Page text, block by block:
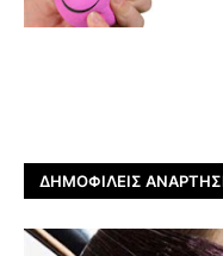
ΔΗΜΟΦΙΛΕΊΣ